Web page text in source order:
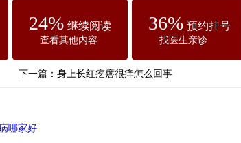
24% 继续阅读
查看其他内容
36% 预约挂号
找医生亲诊
下一篇： 身上长红疙瘩很痒怎么回事
哪家好